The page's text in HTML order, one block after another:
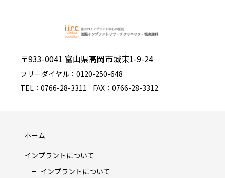
〒933-0041 富山県高岡市城東1-9-24
フリーダイヤル：0120-250-648
TEL：0766-28-3311
FAX：0766-28-3312
ホーム
インプラントについて
インプラントについて